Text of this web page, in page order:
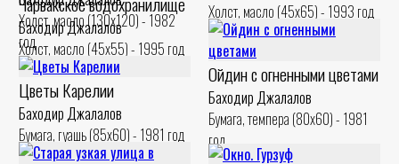
Холст, масло (130x120) - 1982
год
Холст, масло (45x65) - 1993 год
Баходир Джалалов
Холст, масло (45x55) - 1995 год
Ойдин с огненными цветами
Баходир Джалалов
Бумага, темпера (80x60) - 1981
год
Цветы Карелии
Баходир Джалалов
Бумага, гуашь (85x60) - 1981 год